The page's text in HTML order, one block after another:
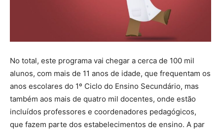
No total, este programa vai chegar a cerca de 100 mil
alunos, com mais de 11 anos de idade, que frequentam os
anos escolares do 1º Ciclo do Ensino Secundário, mas
também aos mais de quatro mil docentes, onde estão
incluídos professores e coordenadores pedagógicos,
que fazem parte dos estabelecimentos de ensino. A par